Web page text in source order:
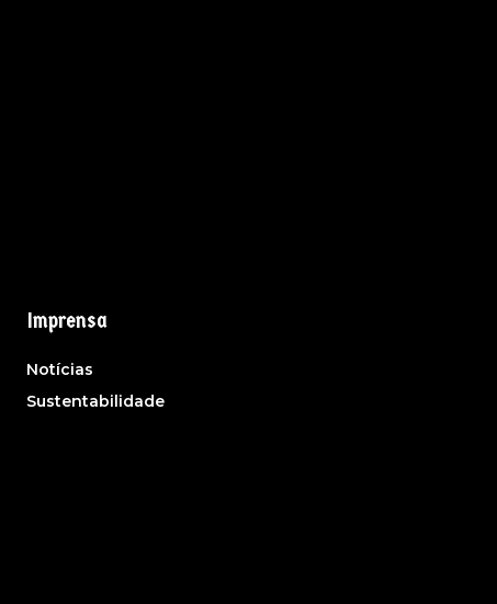
Imprensa
Notícias
Sustentabilidade